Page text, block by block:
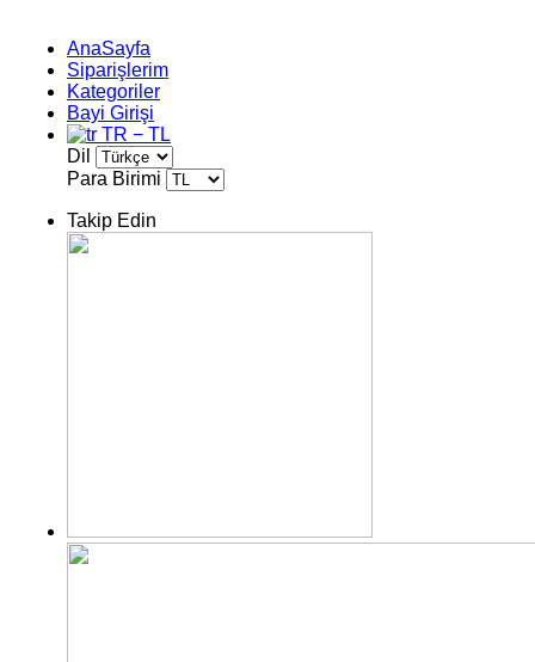
AnaSayfa
Siparişlerim
Kategoriler
Bayi Girişi
TR − TL
Dil
Para Birimi
Takip Edin